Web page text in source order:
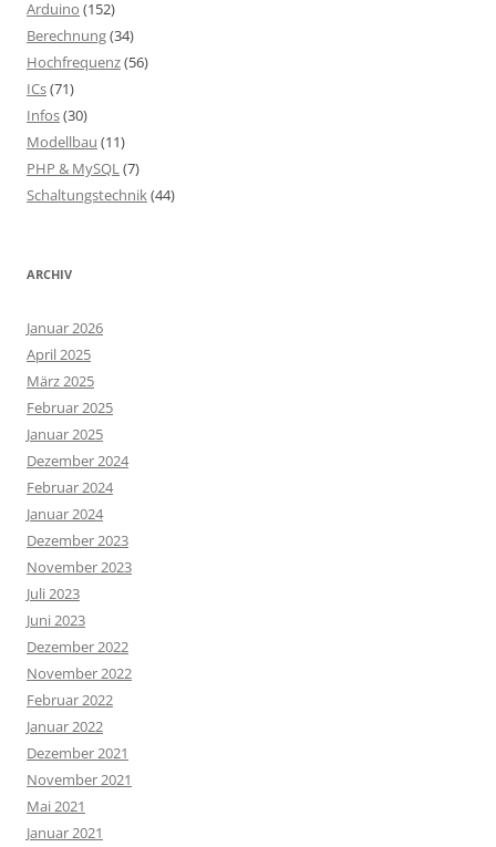
Arduino (152)
Berechnung(34)
Hochfrequenz(56)
ICs(71)
Infos(30)
Modellbau (11)
PHP & MySQL(7)
Schaltungstechnik(44)
ARCHIV
Januar 2026
April 2025
März 2025
Februar 2025
Januar 2025
Dezember 2024
Februar 2024
Januar 2024
Dezember 2023
November 2023
Juli 2023
Juni 2023
Dezember 2022
November 2022
Februar 2022
Januar 2022
Dezember 2021
November 2021
Mai 2021
Januar 2021